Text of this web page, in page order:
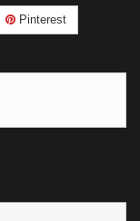
Pinterest